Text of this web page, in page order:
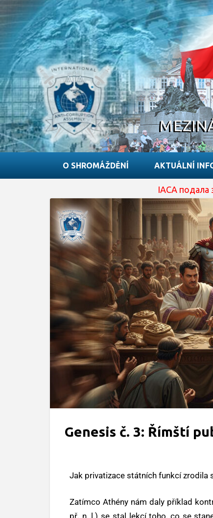
O SHROMÁŽDĚNÍ AKTUÁLNÍ
IACA подала заявку
Genesis č. 3: Římští
Jak privatizace státních funkcí zrodila
Zatímco Athény nám daly příklad